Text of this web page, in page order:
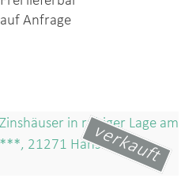
auf Anfrage
verkauft